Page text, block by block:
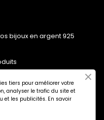
bijoux en argent 925
tiers pour améliorer votre
analyser le trafic du site et
et les publicités. En savoir